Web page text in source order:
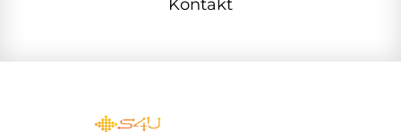
Kontakt